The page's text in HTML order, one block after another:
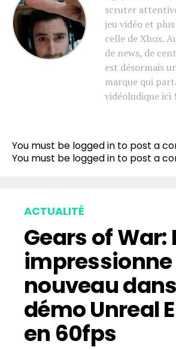
scruter
jeu vidéo et
celle de Xbox.
de news, de
est désormais
marque qui
vidéoludique ici !
You must be logged in to post a
You must be logged in to post a
ACTUALITÉ
Gears of War:
nouveau
démo Unreal
en 60fps